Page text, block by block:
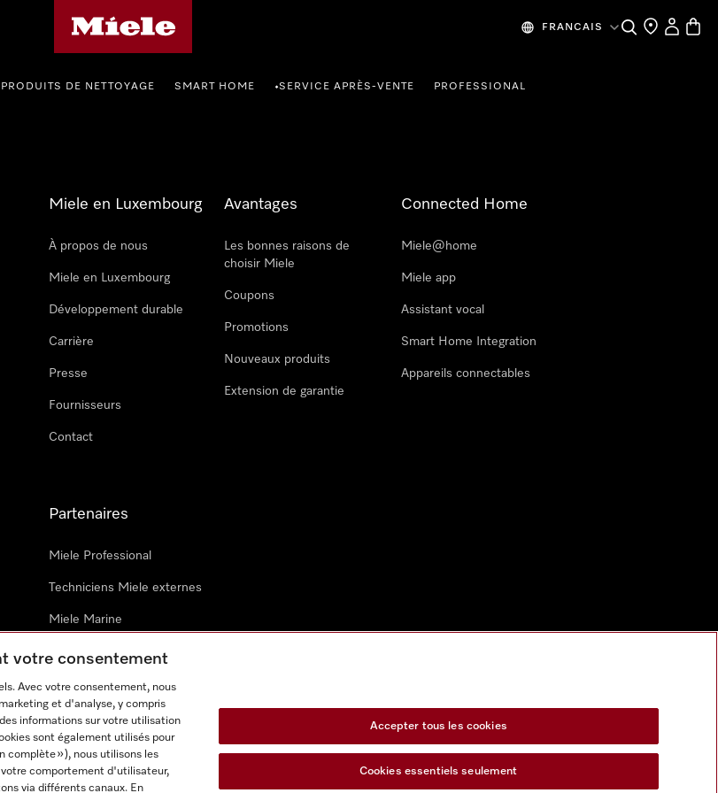
FRANCAIS Recherche
MesPanier
PRODUITS DE NETTOYAGE SMART HOME •SERVICE APRÈS-VENTE PROFESSIONAL
Miele en Luxembourg
À propos de nous
Miele en Luxembourg
Développement durable
Carrière
Presse
Fournisseurs
Contact
Avantages
Les bonnes raisons de
choisir Miele
Coupons
Promotions
Nouveaux produits
Extension de garantie
Connected Home
Miele@home
Miele app
Assistant vocal
Smart Home Integration
Appareils connectables
Partenaires
Miele Professional
Techniciens Miele externes
Miele Marine
Architectes & promoteurs
Déclaration d'accessibilité
Formulaire de rétractation
votre consentement
Avec votre consentement, nous
et d'analyse, y compris
informations sur votre utilisation
sont également utilisés pour
complète »), nous utilisons les
comportement d'utilisateur,
via différents canaux. En
Accepter tous les cookies
Cookies essentiels seulement